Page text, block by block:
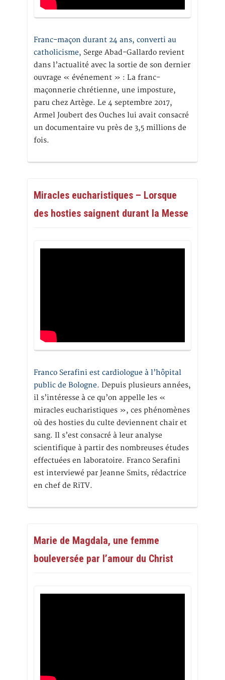
Franc-maçon durant 24 ans, converti au
catholicisme, Serge Abad-Gallardo revient
dans l’actualité avec la sortie de son dernier
ouvrage « événement » : La franc-
maçonnerie chrétienne, une imposture,
paru chez Artège. Le 4 septembre 2017,
Armel Joubert des Ouches lui avait consacré
un documentaire vu près de 3,5 millions de
fois.
Miracles eucharistiques – Lorsque
des hosties saignent durant la Messe
Franco Serafini est cardiologue à l’hôpital
public de Bologne. Depuis plusieurs années,
il s’intéresse à ce qu’on appelle les «
miracles eucharistiques », ces phénomènes
où des hosties du culte deviennent chair et
sang. Il s’est consacré à leur analyse
scientifique à partir des nombreuses études
effectuées en laboratoire. Franco Serafini
est interviewé par Jeanne Smits, rédactrice
en chef de RiTV.
Marie de Magdala, une femme
bouleversée par l’amour du Christ